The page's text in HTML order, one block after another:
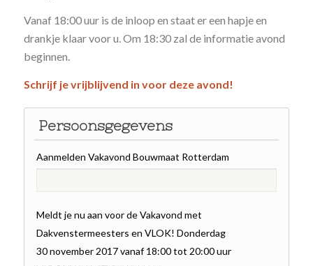
Vanaf 18:00 uur is de inloop en staat er een hapje en
drankje klaar voor u. Om 18:30 zal de informatie avond
beginnen.
Schrijf je vrijblijvend in voor deze avond!
Persoonsgegevens
Aanmelden Vakavond Bouwmaat Rotterdam
Meldt je nu aan voor de Vakavond met
Dakvenstermeesters en VLOK! Donderdag
30 november 2017 vanaf 18:00 tot 20:00 uur